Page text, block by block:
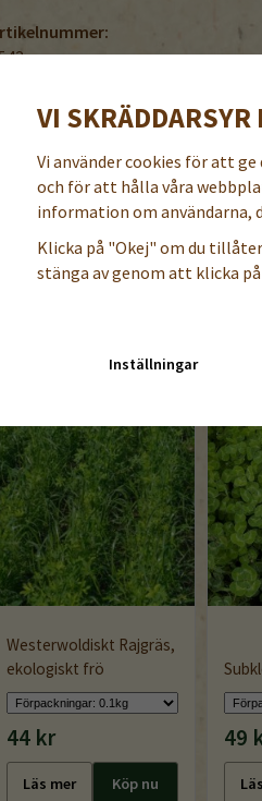
KÖPTE ÄVEN
Westerwoldiskt Rajgräs,
ekologiskt frö
44 kr
Läs mer Köp nu
49
VI SKRÄDDARSYR
Vi använder cookies för att
och för att hålla våra
information om användarna,
Klicka på "Okej" om du
stänga av genom att klicka
Inställningar